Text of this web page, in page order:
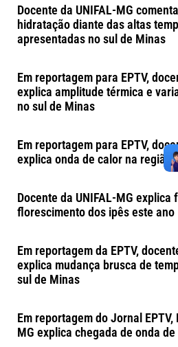
Docente da UNIFAL-MG
hidratação diante das altas
apresentadas no sul de Minas
Em reportagem para EPTV,
explica amplitude térmica e
no sul de Minas
Em reportagem para EPTV,
explica onda de calor na região
Docente da UNIFAL-MG
florescimento dos ipês este ano
Em reportagem da EPTV,
explica mudança brusca de
sul de Minas
Em reportagem do Jornal EPTV,
MG explica chegada de onda